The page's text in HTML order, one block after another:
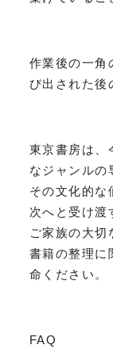
作業後の一角
び出された後
東京書房は、
なジャンルの
その文化的な
次へと受け渡
ご家族の大切
書籍の整理に
命ください。
FAQ